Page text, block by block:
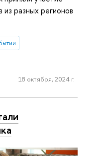
из разных регионов
18 октября, 2024 г.